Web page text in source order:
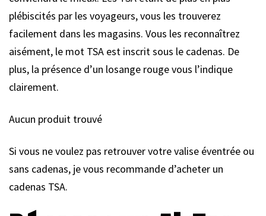
plébiscités par les voyageurs, vous les trouverez
facilement dans les magasins. Vous les reconnaîtrez
aisément, le mot TSA est inscrit sous le cadenas. De
plus, la présence d’un losange rouge vous l’indique
clairement.
Aucun produit trouvé
Si vous ne voulez pas retrouver votre valise éventrée ou
sans cadenas, je vous recommande d’acheter un
cadenas TSA.